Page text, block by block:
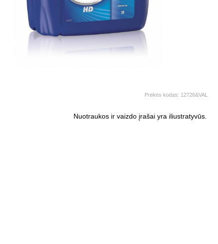
Prekės kodas: 12726&VAL
Nuotraukos ir vaizdo įrašai yra iliustratyvūs.